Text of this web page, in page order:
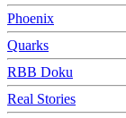
Phoenix
Quarks
RBB Doku
Real Stories